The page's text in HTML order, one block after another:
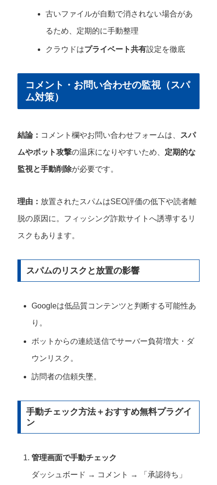
古いファイルが自動で消されない場合があ
るため、定期的に手動整理
クラウドはプライベート共有設定を徹底
コメント・お問い合わせの監視（スパ
ム対策）
結論： コメント欄やお問い合わせフォームは、 スパ
ムやボット攻撃の温床になりやすいため、 定期的な
監視と手動削除が必要です。
理由： 放置されたスパムはSEO評価の低下や読者離
脱の原因に。フィッシング詐欺サイトへ誘導するリ
スクもあります。
スパムのリスクと放置の影響
Googleは低品質コンテンツと判断する可能性あ
り。
ボットからの連続送信でサーバー負荷増大・ダ
ウンリスク。
訪問者の信頼失墜。
手動チェック方法＋おすすめ無料プラグイ
ン
管理画面で手動チェック
ダッシュボード → コメント → 「承認待ち」